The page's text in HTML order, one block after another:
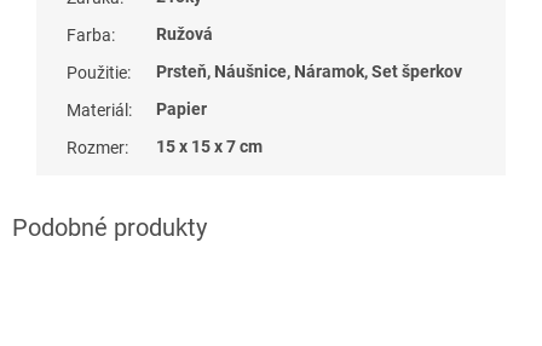
Farba:
Ružová
Použitie:
Prsteň, Náušnice, Náramok, Set šperkov
Materiál :
Papier
Rozmer: 15 x 15 x 7 cm